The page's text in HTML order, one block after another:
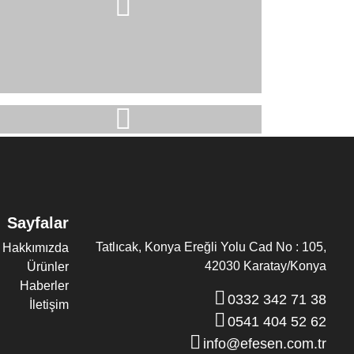
Sayfalar
Hakkımızda
Ürünler
Haberler
İletişim
Tatlıcak, Konya Ereğli Yolu Cad No : 105,
42030 Karatay/Konya
0332 342 71 38
0541 404 52 62
info@efesen.com.tr